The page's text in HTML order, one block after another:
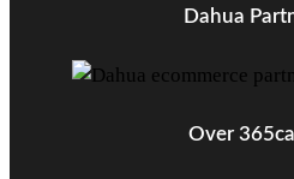
Dahua
Over